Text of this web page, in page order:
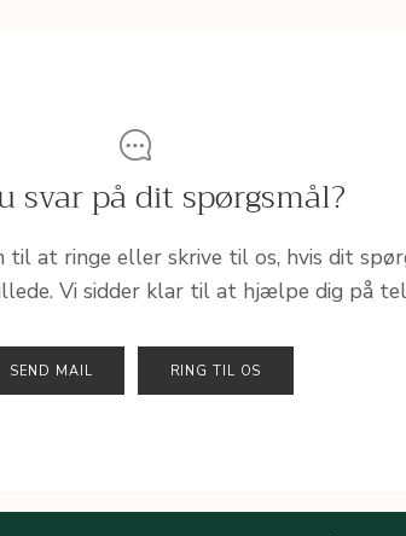
svar på dit spørgsmål?
til at ringe eller skrive til os, hvis dit
Vi sidder klar til at hjælpe dig på
SEND MAIL RING TIL OS